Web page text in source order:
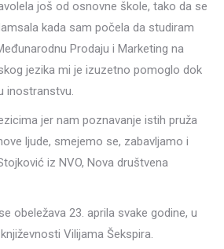
još od osnovne škole, tako da se
kada sam počela da studiram
Prodaju i Marketing na
jezika mi je izuzetno pomoglo dok
inostranstvu.
jer nam poznavanje istih pruža
ljude, smejemo se, zabavljamo i
iz NVO, Nova društvena
obeležava 23. aprila svake godine, u
Vilijama Šekspira.